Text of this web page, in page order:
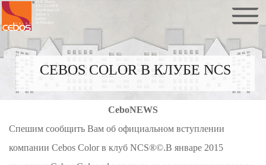
FOP Plaxiy
EXCLUSIVE
distributor of
Italian`s
paints
in Ukraine
CEBOS COLOR В КЛУБЕ NCS
CeboNEWS
Спешим сообщить Вам об официальном вступлении
компании Cebos Color в клуб NCS®©.В январе 2015